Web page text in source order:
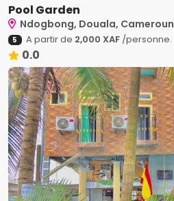
Pool Garden
Ndogbong, Douala, Cameroun
5 A partir de 2,000 XAF/personne.
0.0